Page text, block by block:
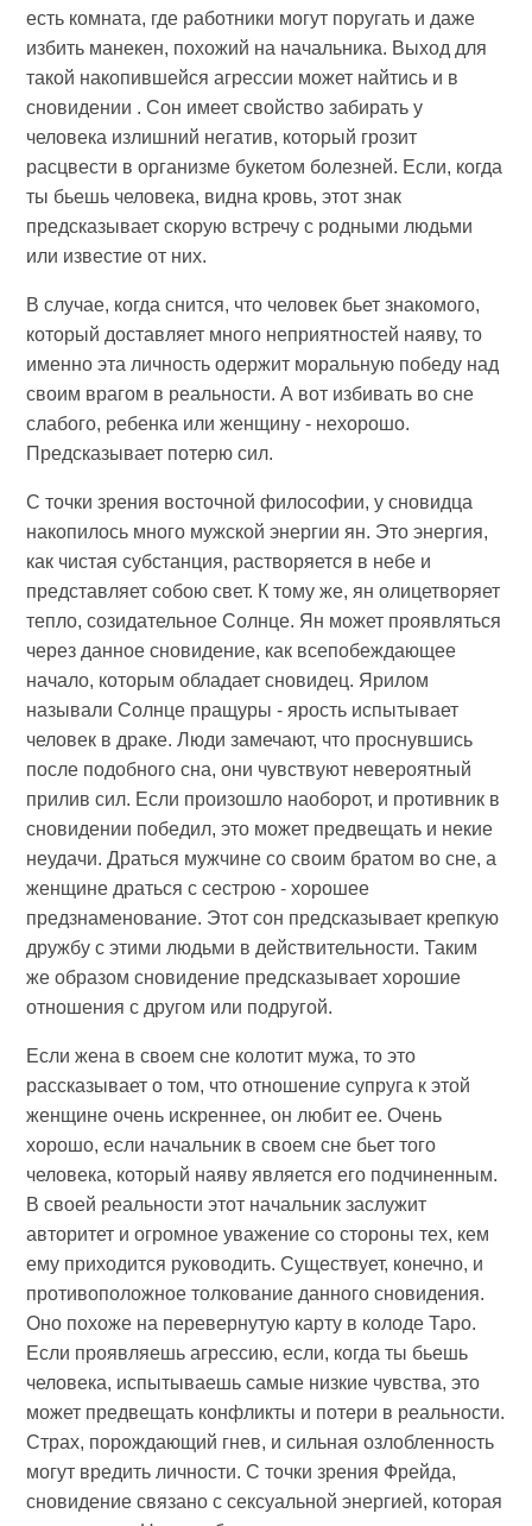
есть комната, где работники могут поругать и даже
избить манекен, похожий на начальника. Выход для
такой накопившейся агрессии может найтись и в
сновидении . Сон имеет свойство забирать у
человека излишний негатив, который грозит
расцвести в организме букетом болезней. Если, когда
ты бьешь человека, видна кровь, этот знак
предсказывает скорую встречу с родными людьми
или известие от них.
В случае, когда снится, что человек бьет знакомого,
который доставляет много неприятностей наяву, то
именно эта личность одержит моральную победу над
своим врагом в реальности. А вот избивать во сне
слабого, ребенка или женщину - нехорошо.
Предсказывает потерю сил.
С точки зрения восточной философии, у сновидца
накопилось много мужской энергии ян. Это энергия,
как чистая субстанция, растворяется в небе и
представляет собою свет. К тому же, ян олицетворяет
тепло, созидательное Солнце. Ян может проявляться
через данное сновидение, как всепобеждающее
начало, которым обладает сновидец. Ярилом
называли Солнце пращуры - ярость испытывает
человек в драке. Люди замечают, что проснувшись
после подобного сна, они чувствуют невероятный
прилив сил. Если произошло наоборот, и противник в
сновидении победил, это может предвещать и некие
неудачи. Драться мужчине со своим братом во сне, а
женщине драться с сестрою - хорошее
предзнаменование. Этот сон предсказывает крепкую
дружбу с этими людьми в действительности. Таким
же образом сновидение предсказывает хорошие
отношения с другом или подругой.
Если жена в своем сне колотит мужа, то это
рассказывает о том, что отношение супруга к этой
женщине очень искреннее, он любит ее. Очень
хорошо, если начальник в своем сне бьет того
человека, который наяву является его подчиненным.
В своей реальности этот начальник заслужит
авторитет и огромное уважение со стороны тех, кем
ему приходится руководить. Существует, конечно, и
противоположное толкование данного сновидения.
Оно похоже на перевернутую карту в колоде Таро.
Если проявляешь агрессию, если, когда ты бьешь
человека, испытываешь самые низкие чувства, это
может предвещать конфликты и потери в реальности.
Страх, порождающий гнев, и сильная озлобленность
могут вредить личности. С точки зрения Фрейда,
сновидение связано с сексуальной энергией, которая